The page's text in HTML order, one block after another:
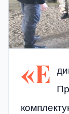
«Е